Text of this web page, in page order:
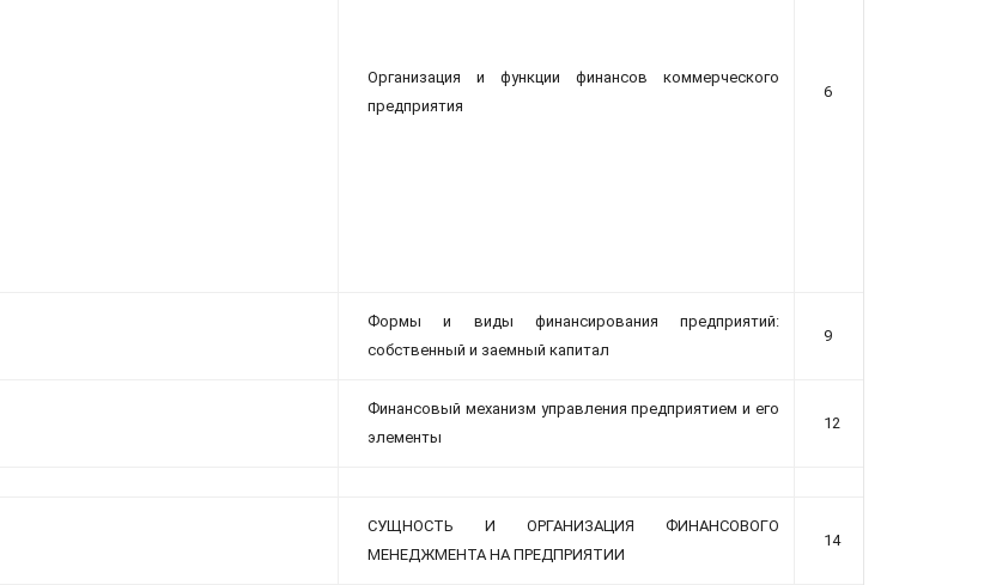
Организация и функции финансов коммерческого
предприятия
6
Формы и виды финансирования предприятий:
собственный и заемный капитал
9
Финансовый механизм управления предприятием и его
элементы
12
СУЩНОСТЬ И ОРГАНИЗАЦИЯ ФИНАНСОВОГО
МЕНЕДЖМЕНТА НА ПРЕДПРИЯТИИ
14